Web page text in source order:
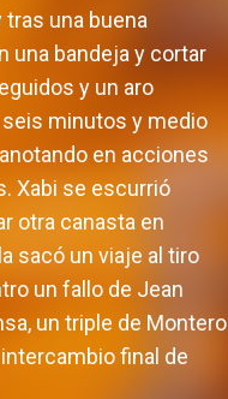
una buena
una bandeja y cortar
y un aro
seis minutos y medio
en acciones
Xabi se escurrió
otra canasta en
sacó un viaje al tiro
un fallo de Jean
un triple de Montero
final de